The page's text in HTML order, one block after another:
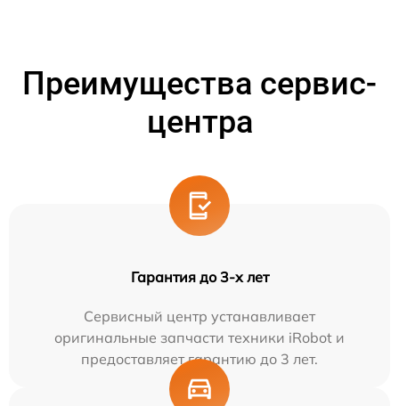
Преимущества сервис-
центра
Гарантия до 3-х лет
Сервисный центр устанавливает
оригинальные запчасти техники iRobot и
предоставляет гарантию до 3 лет.